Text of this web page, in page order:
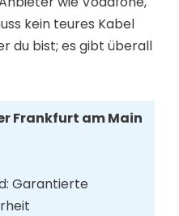
kein teures Kabel
du bist; es gibt überall
Frankfurt am Main
Garantierte